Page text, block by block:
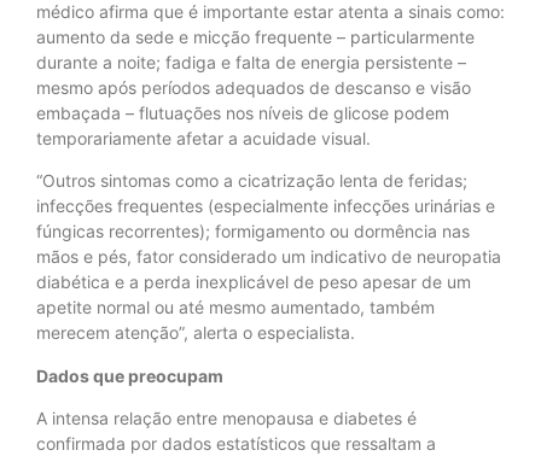
médico afirma que é importante estar atenta a sinais como:
aumento da sede e micção frequente – particularmente
durante a noite; fadiga e falta de energia persistente –
mesmo após períodos adequados de descanso e visão
embaçada – flutuações nos níveis de glicose podem
temporariamente afetar a acuidade visual.
“Outros sintomas como a cicatrização lenta de feridas;
infecções frequentes (especialmente infecções urinárias e
fúngicas recorrentes); formigamento ou dormência nas
mãos e pés, fator considerado um indicativo de neuropatia
diabética e a perda inexplicável de peso apesar de um
apetite normal ou até mesmo aumentado, também
merecem atenção”, alerta o especialista.
Dados que preocupam
A intensa relação entre menopausa e diabetes é
confirmada por dados estatísticos que ressaltam a